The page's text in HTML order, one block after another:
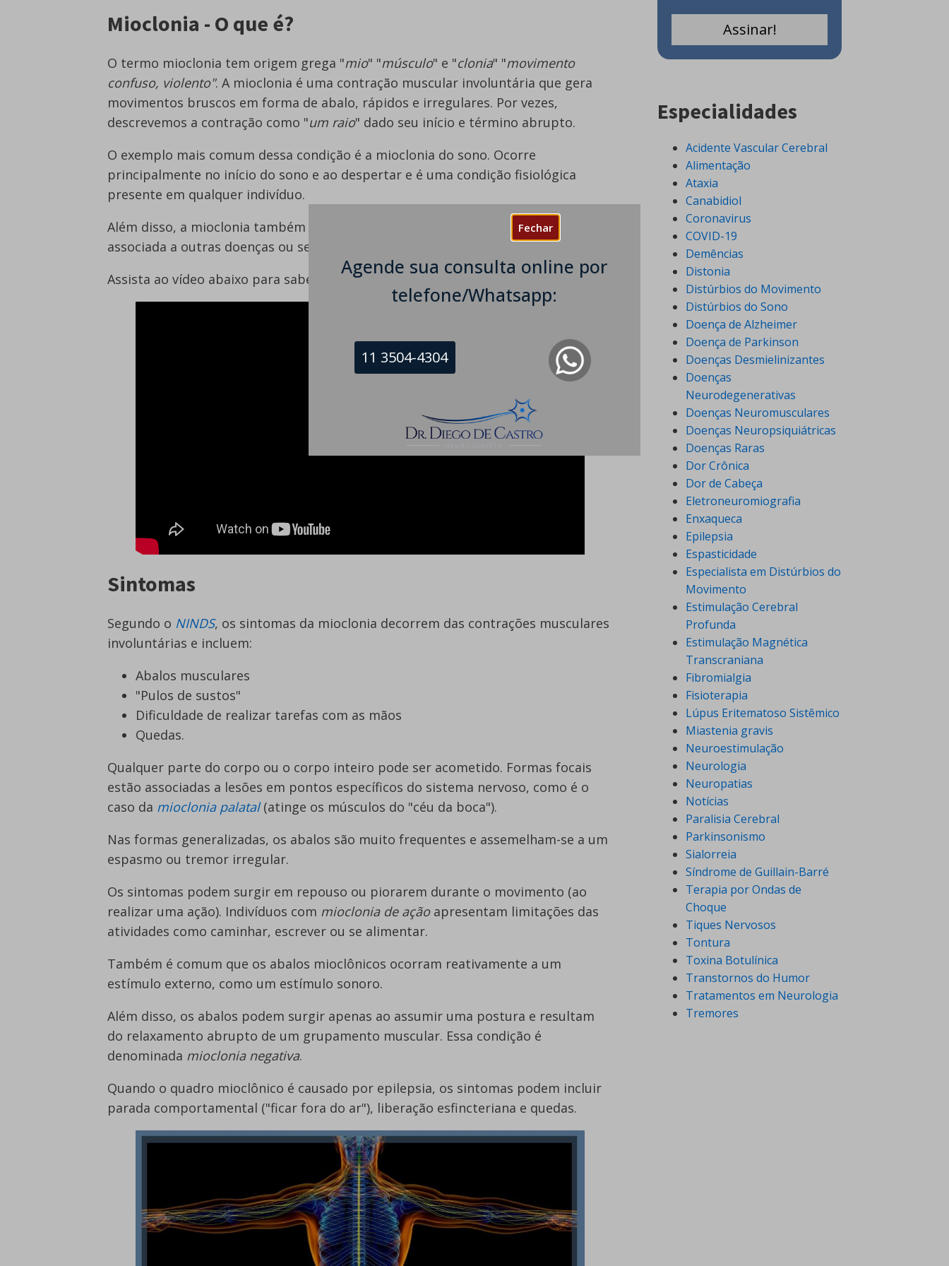
Fechar
Agende sua consulta online por
telefone/Whatsapp:
11 3504-4304
Mioclonia - O que é?
O termo mioclonia tem origem grega "mio" "músculo" e "clonia" "movimento
confuso, violento". A mioclonia é uma contração muscular involuntária que gera
movimentos bruscos em forma de abalo, rápidos e irregulares. Por vezes,
descrevemos a contração como "um raio" dado seu início e término abrupto.
O exemplo mais comum dessa condição é a mioclonia do sono. Ocorre
principalmente no início do sono e ao despertar e é uma condição fisiológica
presente em qualquer indivíduo.
Além disso, a mioclonia também pode ser um sinal de disfunção neurológica
associada a outras doenças ou ser a própria doença.
Assista ao vídeo abaixo para saber mais sobre a mioclonia:
Sintomas
Segundo o NINDS, os sintomas da mioclonia decorrem das contrações musculares
involuntárias e incluem:
Abalos musculares
"Pulos de sustos"
Dificuldade de realizar tarefas com as mãos
Quedas.
Qualquer parte do corpo ou o corpo inteiro pode ser acometido. Formas focais
estão associadas a lesões em pontos específicos do sistema nervoso, como é o
caso da mioclonia palatal(atinge os músculos do "céu da boca").
Nas formas generalizadas, os abalos são muito frequentes e assemelham-se a um
espasmo ou tremor irregular.
Os sintomas podem surgir em repouso ou piorarem durante o movimento (ao
realizar uma ação). Indivíduos com mioclonia de açãoapresentam limitações das
atividades como caminhar, escrever ou se alimentar.
Também é comum que os abalos mioclônicos ocorram reativamente a um
estímulo externo, como um estímulo sonoro.
Além disso, os abalos podem surgir apenas ao assumir uma postura e resultam
do relaxamento abrupto de um grupamento muscular. Essa condição é
denominada mioclonia negativa.
Quando o quadro mioclônico é causado por epilepsia, os sintomas podem incluir
parada comportamental ("ficar fora do ar"), liberação esfincteriana e quedas.
Especialidades
Acidente Vascular Cerebral
Alimentação
Ataxia
Canabidiol
Coronavirus
COVID-19
Demências
Distonia
Distúrbios do Movimento
Distúrbios do Sono
Doença de Alzheimer
Doença de Parkinson
Doenças Desmielinizantes
Doenças
Neurodegenerativas
Doenças Neuromusculares
Doenças Neuropsiquiátricas
Doenças Raras
Dor Crônica
Dor de Cabeça
Eletroneuromiografia
Enxaqueca
Epilepsia
Espasticidade
Especialista em Distúrbios do
Movimento
Estimulação Cerebral
Profunda
Estimulação Magnética
Transcraniana
Fibromialgia
Fisioterapia
Lúpus Eritematoso Sistêmico
Miastenia gravis
Neuroestimulação
Neurologia
Neuropatias
Notícias
Paralisia Cerebral
Parkinsonismo
Sialorreia
Síndrome de Guillain-Barré
Terapia por Ondas de
Choque
Tiques Nervosos
Tontura
Toxina Botulínica
Transtornos do Humor
Tratamentos em Neurologia
Tremores